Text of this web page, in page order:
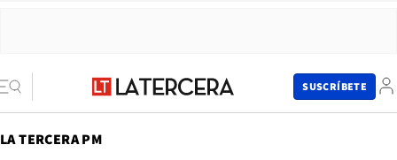
SUSCRÍBETE
LA TERCERA PM